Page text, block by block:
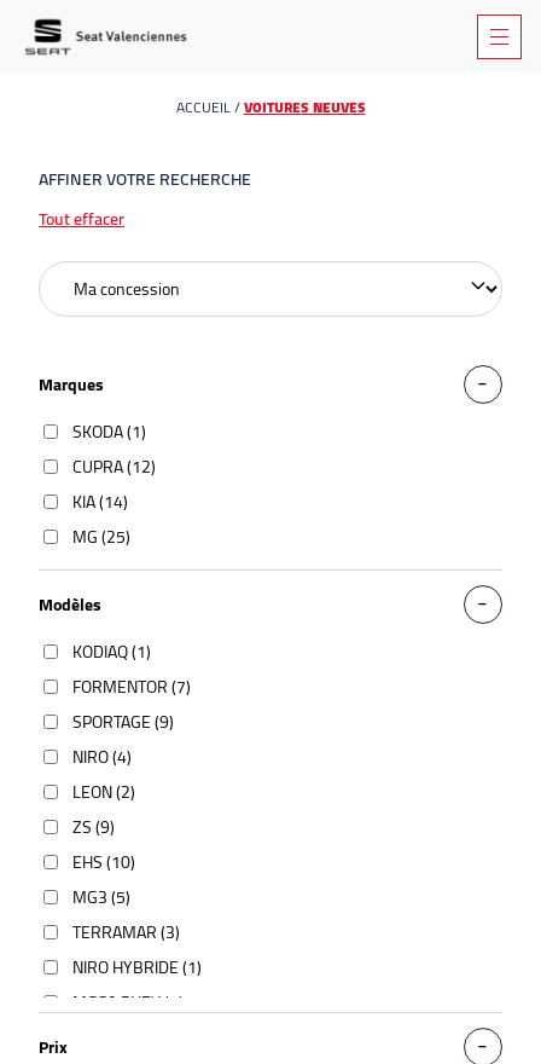
ACCUEIL/VOITURES NEUVES
AFFINER VOTRE RECHERCHE
Tout effacer
Marques
SKODA (1)
CUPRA (12)
KIA (14)
MG (25)
Modèles
KODIAQ (1)
FORMENTOR (7)
SPORTAGE (9)
NIRO (4)
LEON (2)
ZS (9)
EHS (10)
MG3 (5)
TERRAMAR (3)
NIRO HYBRIDE (1)
MGS9 PHEV (1)
Prix